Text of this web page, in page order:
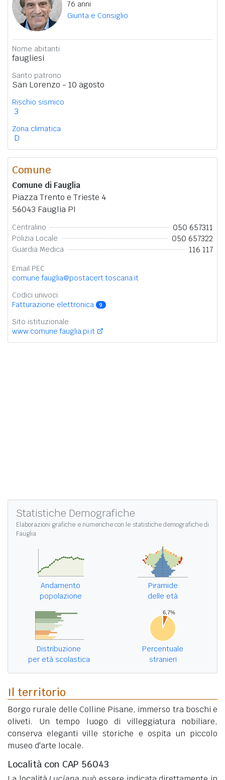
76 anni
Giunta e Consiglio
Nome abitanti
faugliesi
Santo patrono
San Lorenzo - 10 agosto
Rischio sismico
3
Zona climatica
D
Comune
Comune di Fauglia
Piazza Trento e Trieste 4
56043 Fauglia PI
Centralino 050 657311
Polizia Locale 050 657322
Guardia Medica 116 117
Email PEC
comune.fauglia@postacert.toscana.it
Codici univoci
Fatturazione elettronica
9
Sito istituzionale
www.comune.fauglia.pi.it
Statistiche Demografiche
Elaborazioni grafiche e numeriche con le statistiche demografiche di
Fauglia
Andamento
popolazione
Piramide
delle età
Distribuzione
per età scolastica
Percentuale
stranieri
Il territorio
Borgo rurale delle Colline Pisane, immerso tra boschi e
oliveti. Un tempo luogo di villeggiatura nobiliare,
conserva eleganti ville storiche e ospita un piccolo
museo d'arte locale.
Località con CAP 56043